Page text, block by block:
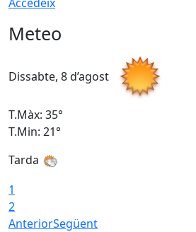
Meteo
Dissabte, 8 d’agost
T.Màx: 35°
T.Min: 21°
Tarda
1
2
AnteriorSegüent